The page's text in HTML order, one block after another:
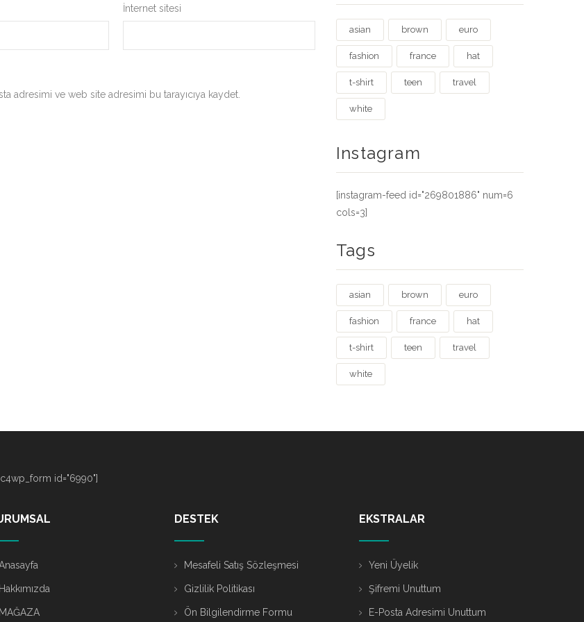
İnternet sitesi
adresimi ve web site adresimi bu tarayıcıya kaydet.
asian brown euro
fashion france hat
t-shirt teen travel
white
Instagram
[instagram-feed id="269801886" num=6
cols=3]
Tags
asian brown euro
fashion france hat
t-shirt teen travel
white
id="6990"]
Hakkımızda
MAĞAZA
DESTEK
Mesafeli Satış Sözleşmesi
Gizlilik Politikası
Ön Bilgilendirme Formu
EKSTRALAR
Yeni Üyelik
Şifremi Unuttum
E-Posta Adresimi Unuttum